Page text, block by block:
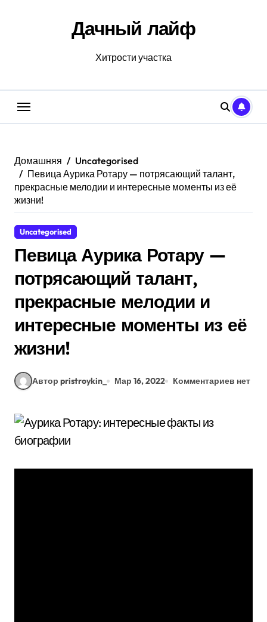
Дачный лайф
Хитрости участка
Домашняя
Uncategorised
Певица Аурика Ротару — потрясающий талант,
прекрасные мелодии и интересные моменты из её
жизни!
Uncategorised
Певица Аурика Ротару —
потрясающий талант,
прекрасные мелодии и
интересные моменты из её
жизни!
Автор pristroykin_ Мар 16, 2022 Комментариев нет